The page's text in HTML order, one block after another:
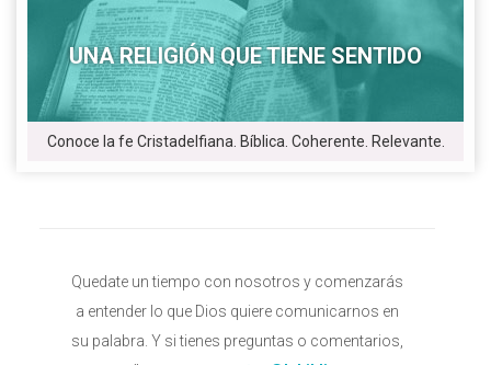
UNA RELIGIÓN QUE TIENE SENTIDO
Conoce la fe Cristadelfiana. Bíblica. Coherente. Relevante.
Quedate un tiempo con nosotros y comenzarás
a entender lo que Dios quiere comunicarnos en
su palabra. Y si tienes preguntas o comentarios,